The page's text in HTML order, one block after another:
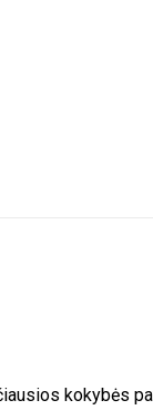
kokybės